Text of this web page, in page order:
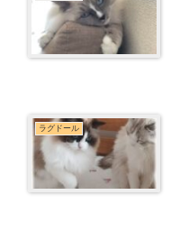
ラグドール